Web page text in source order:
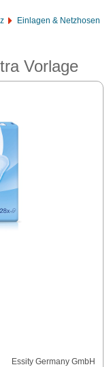
Einlagen & Netzhosen
Vorlage
Essity Germany GmbH